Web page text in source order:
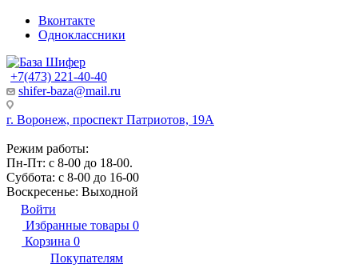
Вконтакте
Одноклассники
+7(473) 221-40-40
shifer-baza@mail.ru
г. Воронеж, проспект Патриотов, 19А
Режим работы:
Пн-Пт: с 8-00 до 18-00.
Суббота: с 8-00 до 16-00
Воскресенье: Выходной
Войти
Избранные товары 0
Корзина 0
Покупателям